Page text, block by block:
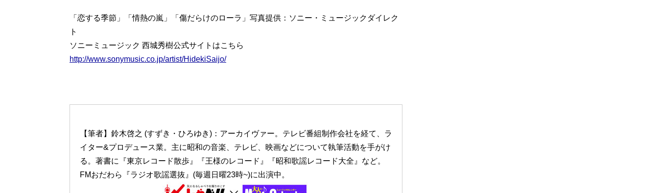
「恋する季節」「情熱の嵐」「傷だらけのローラ」写真提供：ソニー・ミュージックダイレク
ト
ソニーミュージック 西城秀樹公式サイトはこちら
http://www.sonymusic.co.jp/artist/HidekiSaijo/
【筆者】鈴木啓之 (すずき・ひろゆき)：アーカイヴァー。テレビ番組制作会社を経て、ラ
イター&プロデュース業。主に昭和の音楽、テレビ、映画などについて執筆活動を手がけ
る。著書に『東京レコード散歩』『王様のレコード』『昭和歌謡レコード大全』など。
FMおだわら『ラジオ歌謡選抜』(毎週日曜23時~)に出演中。